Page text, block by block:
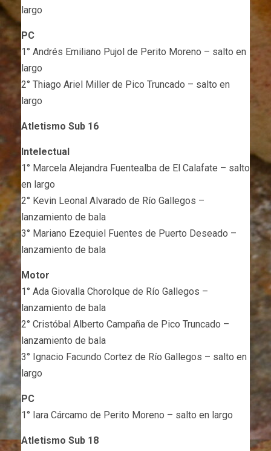
largo
PC
1° Andrés Emiliano Pujol de Perito Moreno – salto en
largo
2° Thiago Ariel Miller de Pico Truncado – salto en
largo
Atletismo Sub 16
Intelectual
1° Marcela Alejandra Fuentealba de El Calafate – salto
en largo
2° Kevin Leonal Alvarado de Río Gallegos –
lanzamiento de bala
3° Mariano Ezequiel Fuentes de Puerto Deseado –
lanzamiento de bala
Motor
1° Ada Giovalla Chorolque de Río Gallegos –
lanzamiento de bala
2° Cristóbal Alberto Campaña de Pico Truncado –
lanzamiento de bala
3° Ignacio Facundo Cortez de Río Gallegos – salto en
largo
PC
1° Iara Cárcamo de Perito Moreno – salto en largo
Atletismo Sub 18